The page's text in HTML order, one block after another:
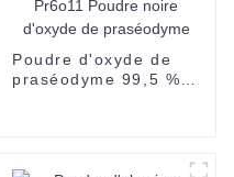
Poudre d'oxyde de
praséodyme 99,5 %